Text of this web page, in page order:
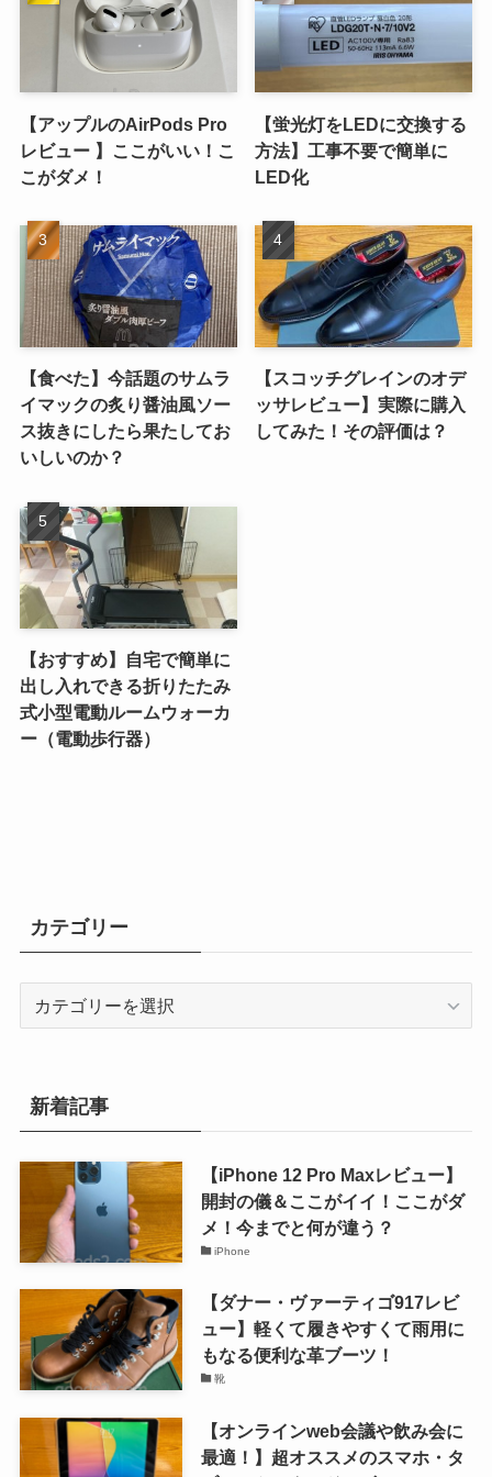
【アップルのAirPods Pro
レビュー 】ここがいい！こ
こがダメ！
【蛍光灯をLEDに交換する
方法】工事不要で簡単に
LED化
【食べた】今話題のサムラ
イマックの炙り醤油風ソー
ス抜きにしたら果たしてお
いしいのか？
【スコッチグレインのオデ
ッサレビュー】実際に購入
してみた！その評価は？
【おすすめ】自宅で簡単に
出し入れできる折りたたみ
式小型電動ルームウォーカ
ー（電動歩行器）
カテゴリー
ー
新着記事
【iPhone 12 Pro Maxレビュー】
開封の儀＆ここがイイ！ここがダ
メ！今までと何が違う？
iPhone
【ダナー・ヴァーティゴ917レビ
ュー】軽くて履きやすくて雨用に
もなる便利な革ブーツ！
靴
【オンラインweb会議や飲み会に
最適！】超オススメのスマホ・タ